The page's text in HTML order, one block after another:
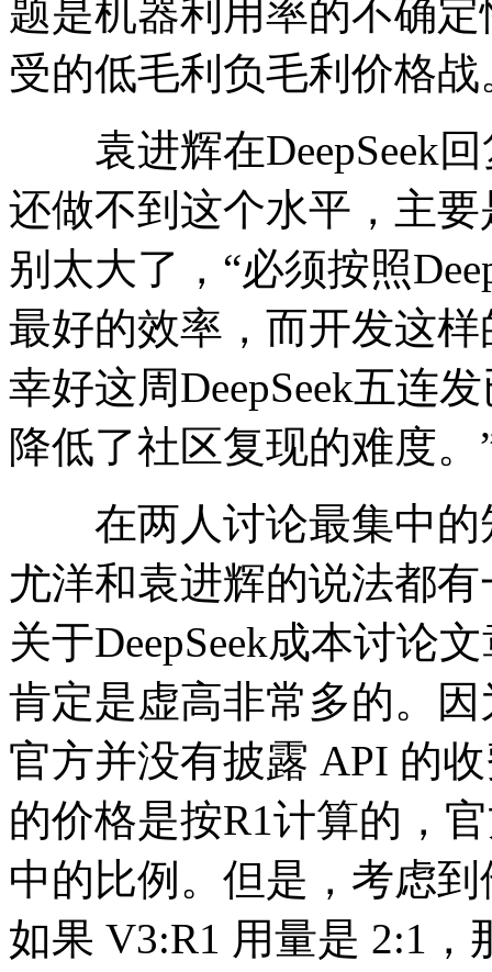
题是机器利用率的不确
受的低毛利负毛利价格战
袁进辉在DeepSeek回
还做不到这个水平，主
别太大了，“必须按照
最好的效率，而开发这
幸好这周DeepSeek五连
降低了社区复现的难度。
在两人讨论最集中的
尤洋和袁进辉的说法都
关于DeepSeek成本讨论
肯定是虚高非常多的。
官方并没有披露 API 的
的价格是按R1计算的，
中的比例。但是，考虑
如果 V3:R1 用量是 2:1